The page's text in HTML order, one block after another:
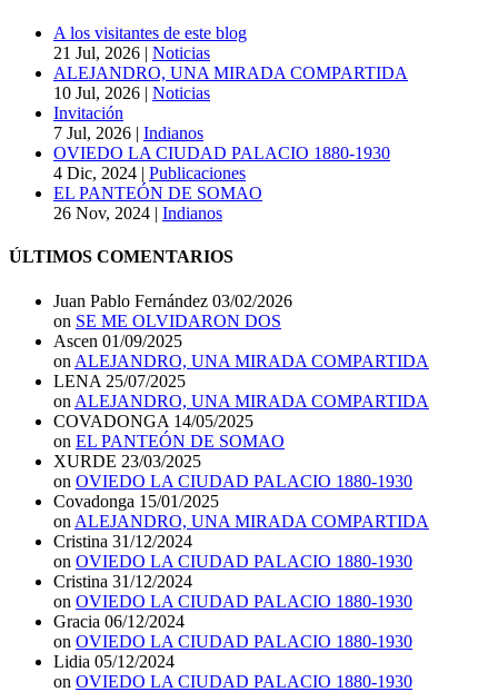
A los visitantes de este blog
21 Jul, 2026 | Noticias
ALEJANDRO, UNA MIRADA COMPARTIDA
10 Jul, 2026 | Noticias
Invitación
7 Jul, 2026 | Indianos
OVIEDO LA CIUDAD PALACIO 1880-1930
4 Dic, 2024 | Publicaciones
EL PANTEÓN DE SOMAO
26 Nov, 2024 | Indianos
ÚLTIMOS COMENTARIOS
Juan Pablo Fernández 03/02/2026
on SE ME OLVIDARON DOS
Ascen 01/09/2025
on ALEJANDRO, UNA MIRADA COMPARTIDA
LENA 25/07/2025
on ALEJANDRO, UNA MIRADA COMPARTIDA
COVADONGA 14/05/2025
on EL PANTEÓN DE SOMAO
XURDE 23/03/2025
on OVIEDO LA CIUDAD PALACIO 1880-1930
Covadonga 15/01/2025
on ALEJANDRO, UNA MIRADA COMPARTIDA
Cristina 31/12/2024
on OVIEDO LA CIUDAD PALACIO 1880-1930
Cristina 31/12/2024
on OVIEDO LA CIUDAD PALACIO 1880-1930
Gracia 06/12/2024
on OVIEDO LA CIUDAD PALACIO 1880-1930
Lidia 05/12/2024
on OVIEDO LA CIUDAD PALACIO 1880-1930